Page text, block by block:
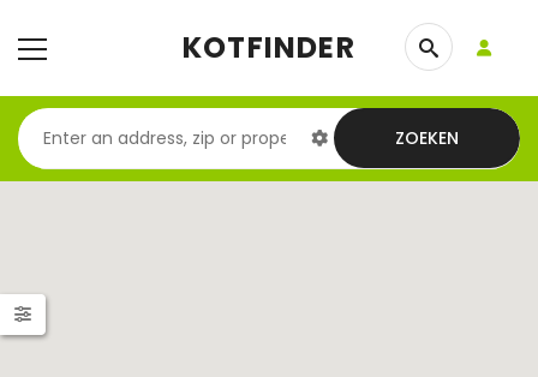
KOTFINDER
ZOEKEN